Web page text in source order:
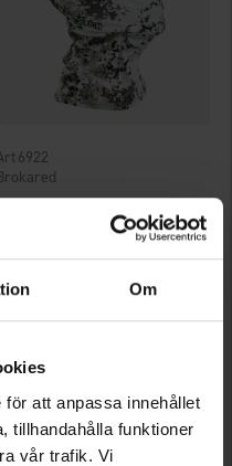
Om
att anpassa innehållet
tillhandahålla funktioner
vår trafik. Vi
Schneetarn
6922